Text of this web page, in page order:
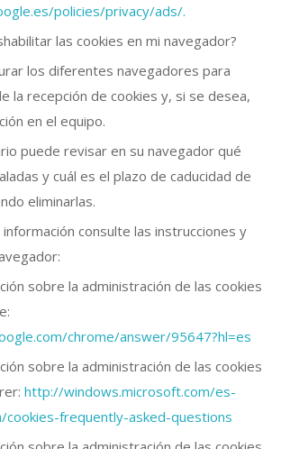
policies/privacy/ads/.
las cookies en mi navegador?
los diferentes navegadores para
la recepción de cookies y, si se desea,
en el equipo.
puede revisar en su navegador qué
y cuál es el plazo de caducidad de
eliminarlas.
consulte las instrucciones y
sobre la administración de las cookies
chrome/answer/95647?hl=es
sobre la administración de las cookies
http://windows.microsoft.com/es-
frequently-asked-questions